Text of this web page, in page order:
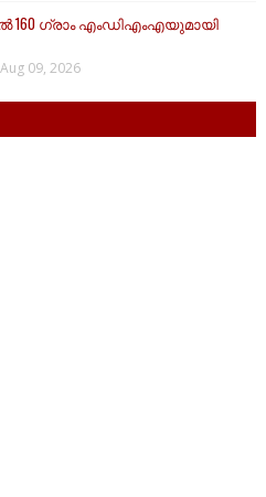
160 ഗ്രാം എംഡിഎംഎയുമായി
Aug 09, 2026